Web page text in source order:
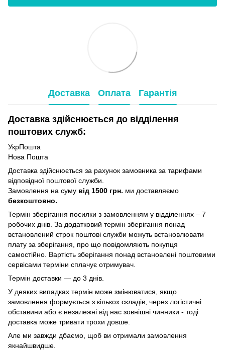
Доставка Оплата Гарантія
Доставка здійснюється до відділення
поштових служб:
УкрПошта
Нова Пошта
Доставка здійснюється за рахунок замовника за тарифами
відповідної поштової служби.
Замовлення на суму від 1500 грн. ми доставляємо
безкоштовно.
Термін зберігання посилки з замовленням у відділеннях – 7
робочих днів. За додатковий термін зберігання понад
встановлений строк поштові служби можуть встановлювати
плату за зберігання, про що повідомляють покупця
самостійно. Вартість зберігання понад вcтановлені поштовими
сервісами терміни сплачує отримувач.
Термін доставки — до 3 днів.
У деяких випадках термін може змінюватися, якщо
замовлення формується з кількох складів, через логістичні
обставини або є незалежні від нас зовнішні чинники - тоді
доставка може тривати трохи довше.
Але ми завжди дбаємо, щоб ви отримали замовлення
якнайшвидше.